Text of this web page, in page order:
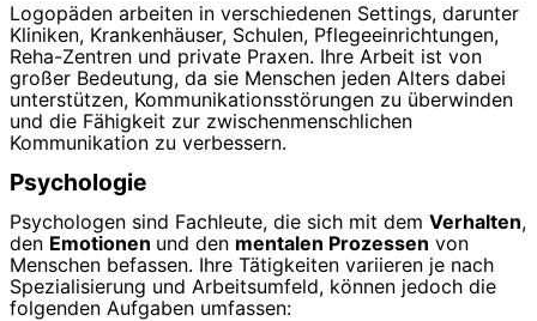
Logopäden arbeiten in verschiedenen Settings, darunter
Kliniken, Krankenhäuser, Schulen, Pflegeeinrichtungen,
Reha-Zentren und private Praxen. Ihre Arbeit ist von
großer Bedeutung, da sie Menschen jeden Alters dabei
unterstützen, Kommunikationsstörungen zu überwinden
und die Fähigkeit zur zwischenmenschlichen
Kommunikation zu verbessern.
Psychologie
Psychologen sind Fachleute, die sich mit dem Verhalten,
den Emotionen und den mentalen Prozessen von
Menschen befassen. Ihre Tätigkeiten variieren je nach
Spezialisierung und Arbeitsumfeld, können jedoch die
folgenden Aufgaben umfassen: